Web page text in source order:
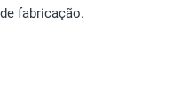
fabricação.